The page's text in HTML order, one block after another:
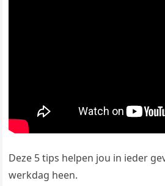
Deze 5 tips helpen jou in ieder
werkdag heen.